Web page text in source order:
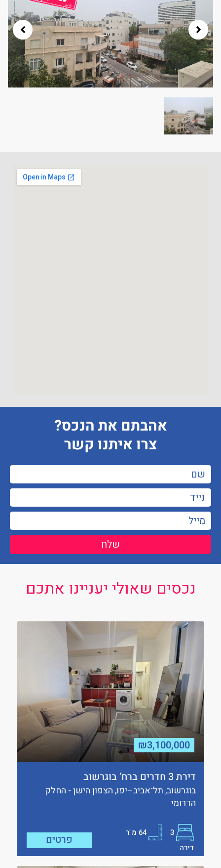
אהבתם את הנכס?
צרו איתנו קשר
שלח
נכסים שאולי יעניינו אתכם
₪3,100,000
דירת 3 חדרים ברח’ בוגרשוב
בוגרשוב, תל־אביב–יפו, הצפון הישן - החלק
הדרומי
3
64מ"ר
דירה
פרטים